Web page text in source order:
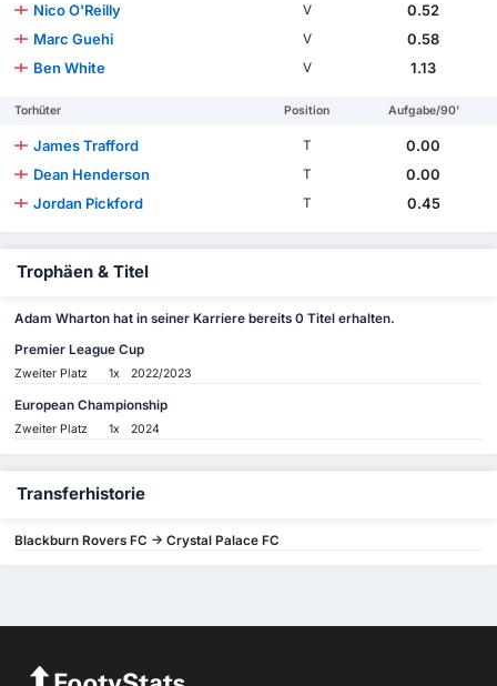
Nico O'Reilly
V
0.52
Marc Guehi
V
0.58
Ben White
V 1.13
Torhüter Position Aufgabe/90'
James Trafford T
0.00
Dean Henderson
T
0.00
Jordan Pickford
T 0.45
Trophäen & Titel
Adam Wharton hat in seiner Karriere bereits 0 Titel erhalten.
Premier League Cup
Zweiter Platz 1x 2022/2023
European Championship
Zweiter Platz 1x 2024
Transferhistorie
Blackburn Rovers FC -> Crystal Palace FC